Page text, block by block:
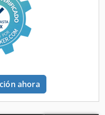
ahora